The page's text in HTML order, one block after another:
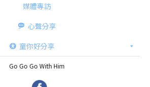
媒體專訪
心聲分享
童你好分享
Go Go Go With Him